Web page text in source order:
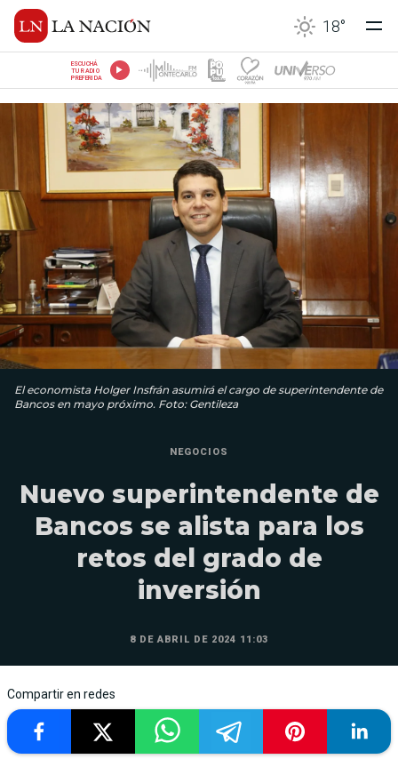
18°
ESCUCHÁ
TU RADIO
PREFERIDA
El economista Holger Insfrán asumirá el cargo de superintendente de
Bancos en mayo próximo. Foto: Gentileza
NEGOCIOS
Nuevo superintendente de
Bancos se alista para los
retos del grado de
inversión
8 DE ABRIL DE 2024 11:03
Compartir en redes